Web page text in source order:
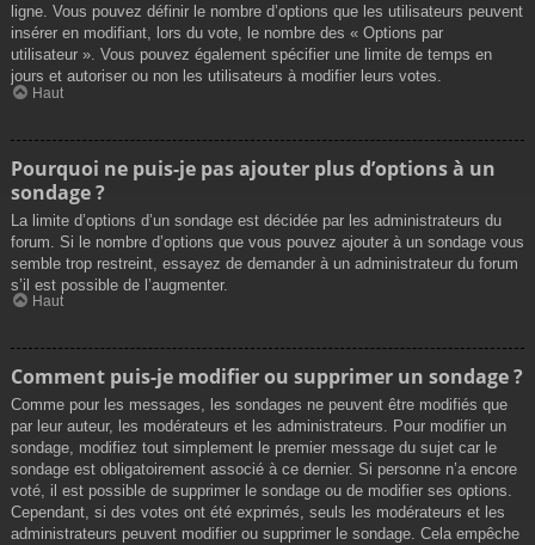
ligne. Vous pouvez définir le nombre d’options que les utilisateurs peuvent
insérer en modifiant, lors du vote, le nombre des « Options par
utilisateur ». Vous pouvez également spécifier une limite de temps en
jours et autoriser ou non les utilisateurs à modifier leurs votes.
Haut
Pourquoi ne puis-je pas ajouter plus d’options à un
sondage ?
La limite d’options d’un sondage est décidée par les administrateurs du
forum. Si le nombre d’options que vous pouvez ajouter à un sondage vous
semble trop restreint, essayez de demander à un administrateur du forum
s’il est possible de l’augmenter.
Haut
Comment puis-je modifier ou supprimer un sondage ?
Comme pour les messages, les sondages ne peuvent être modifiés que
par leur auteur, les modérateurs et les administrateurs. Pour modifier un
sondage, modifiez tout simplement le premier message du sujet car le
sondage est obligatoirement associé à ce dernier. Si personne n’a encore
voté, il est possible de supprimer le sondage ou de modifier ses options.
Cependant, si des votes ont été exprimés, seuls les modérateurs et les
administrateurs peuvent modifier ou supprimer le sondage. Cela empêche